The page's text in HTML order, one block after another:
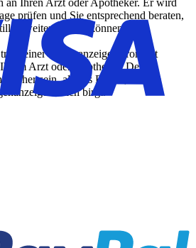
prüfen und Sie entsprechend beraten,
weitermachen können.
einer Gegenanzeige verordnet
Arzt oder Apotheker. Der
höher sein, als das Risiko, das die
in sich birgt.